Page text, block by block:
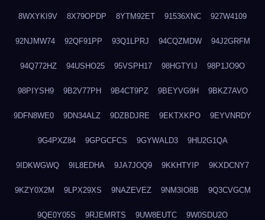
8WXYKI9V 8X79OPDP 8YTM92ET 91536XNC 927W4109
92NJMW74 92QF91PP 93Q1LPRJ 94CQZMDW 94J2GRFM
94Q772HZ 94USHO25 95VSPH17 98HGTYIJ 98P1JO9O
98PIYSH9 9B2V77PH 9B4CT9PZ 9BEYVG9H 9BKZ7AVO
9DFN8WE0 9DN34ALZ 9DZBDJRE 9EKTXKPO 9EYVNRDY
9G4PXZ84 9GPGCFCS 9GYWALD3 9HU2G1QA
9IDKWGWQ 9IL8EDHA 9JA7JOQ9 9KKHTYIP 9KXDCNY7
9KZY0X2M 9LPX29XS 9NAZEVEZ 9NM3IO8B 9Q3CVGCM
9QE0Y05S 9RJEMRTS 9UW8EUTC 9W0SDU2O